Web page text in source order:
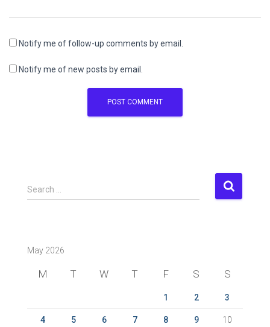
Notify me of follow-up comments by email.
Notify me of new posts by email.
S
e
h
Search …
May 2026
M T W T F S S
1 2 3
4 5 6 7 8 9 10